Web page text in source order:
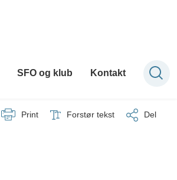
SFO og klub Kontakt
Print Forstør tekst Del